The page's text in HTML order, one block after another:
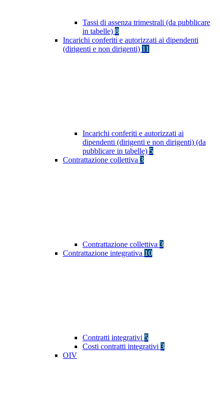
Tassi di assenza trimestrali (da pubblicare
in tabelle) 8
Incarichi conferiti e autorizzati ai dipendenti
(dirigenti e non dirigenti) 11
Incarichi conferiti e autorizzati ai
dipendenti (dirigenti e non dirigenti) (da
pubblicare in tabelle) 5
Contrattazione collettiva 3
Contrattazione collettiva 3
Contrattazione integrativa 10
Contratti integrativi 5
Costi contratti integrativi 3
OIV